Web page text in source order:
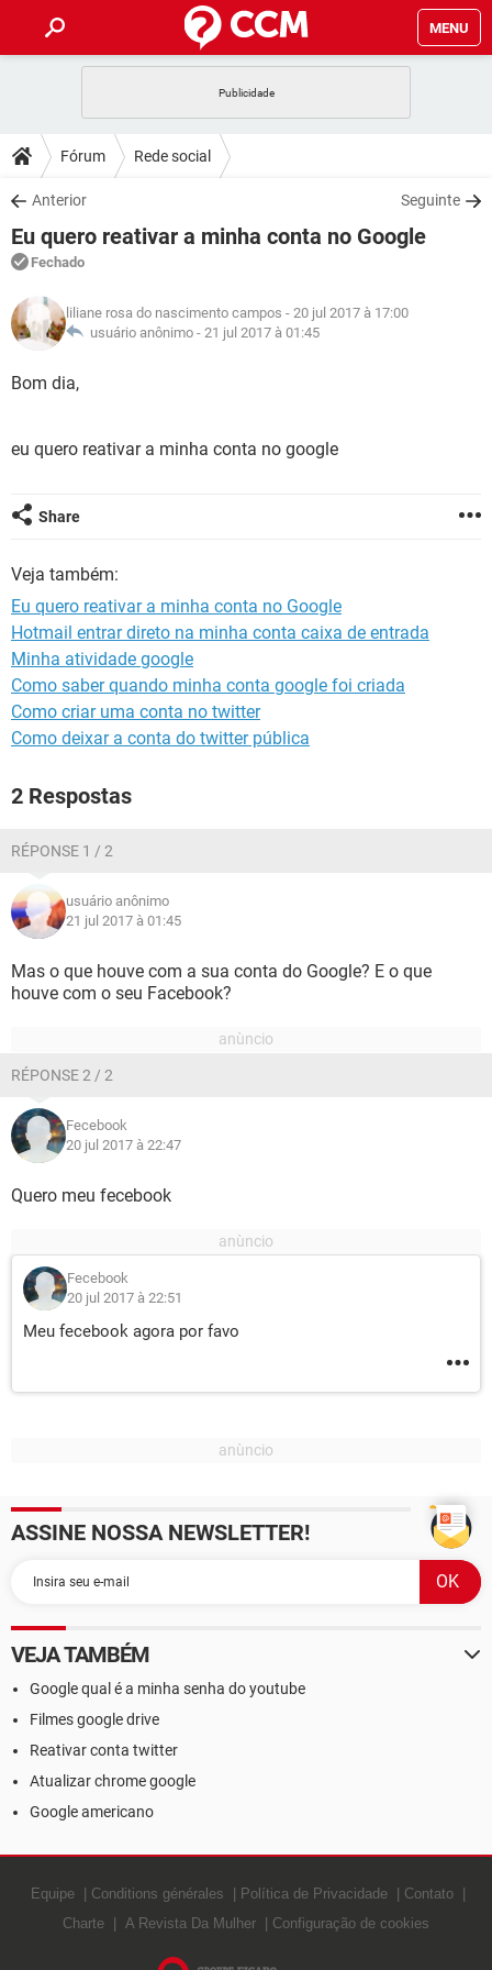
MENU
CELULAR
OUTLOOK
INSTAGRAM GMAIL
GUIA DE COMPRAS
DICAS
JOGOS
OUTLOOK
INSTAGRAM
GUIA DE COMPRAS
DOWNLOADS
JOGOS WHATSAPP
CELULAR
OUTLOOK EXCEL
INSTAGRAM
GUIA DE COMPRAS
FÓRUM
JOGOS
CELULAR FACEBOOK
GUIA DE COMPRAS
GLOSSÁRIO
JOGOS
CELULAR
INSTAGRAM GMAIL
Fórum Rede social
Anterior Seguinte
Eu quero reativar a minha conta no Google
Fechado
liliane rosa do nascimento campos - 20 jul 2017 à 17:00
usuário anônimo - 21 jul 2017 à 01:45
Bom dia,
eu quero reativar a minha conta no google
Share
Veja também:
Eu quero reativar a minha conta no Google
Hotmail entrar direto na minha conta caixa de entrada
Minha atividade google
Como saber quando minha conta google foi criada
Como criar uma conta no twitter
Como deixar a conta do twitter pública
2 Respostas
RÉPONSE 1 / 2
usuário anônimo
21 jul 2017 à 01:45
Mas o que houve com a sua conta do Google? E o que
houve com o seu Facebook?
RÉPONSE 2 / 2
Fecebook
20 jul 2017 à 22:47
Quero meu fecebook
Fecebook
20 jul 2017 à 22:51
Meu fecebook agora por favo
ASSINE NOSSA NEWSLETTER!
VEJA TAMBÉM
Google qual é a minha senha do youtube
Filmes google drive
Reativar conta twitter
Atualizar chrome google
Google americano
Equipe Conditions générales Política de Privacidade
Contato
Charte
A Revista Da Mulher Configuração de cookies